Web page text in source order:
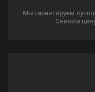
Мы гарантируем
Снизим